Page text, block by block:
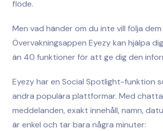
flöde.
Men vad händer om du inte vill följa
Övervakningsappen Eyezy kan hjälpa
än 40 funktioner för att ge dig den
Eyezy har en Social Spotlight-funktion
andra populära plattformar. Med
meddelanden, exakt innehåll, namn,
är enkel och tar bara några minuter: